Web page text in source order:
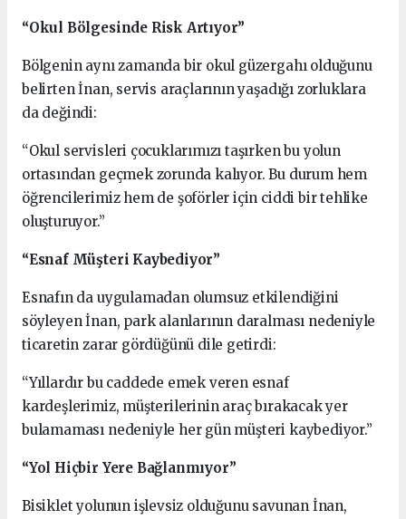
“Okul Bölgesinde Risk Artıyor”
Bölgenin aynı zamanda bir okul güzergahı olduğunu
belirten İnan, servis araçlarının yaşadığı zorluklara
da değindi:
“Okul servisleri çocuklarımızı taşırken bu yolun
ortasından geçmek zorunda kalıyor. Bu durum hem
öğrencilerimiz hem de şoförler için ciddi bir tehlike
oluşturuyor.”
“Esnaf Müşteri Kaybediyor”
Esnafın da uygulamadan olumsuz etkilendiğini
söyleyen İnan, park alanlarının daralması nedeniyle
ticaretin zarar gördüğünü dile getirdi:
“Yıllardır bu caddede emek veren esnaf
kardeşlerimiz, müşterilerinin araç bırakacak yer
bulamaması nedeniyle her gün müşteri kaybediyor.”
“Yol Hiçbir Yere Bağlanmıyor”
Bisiklet yolunun işlevsiz olduğunu savunan İnan,